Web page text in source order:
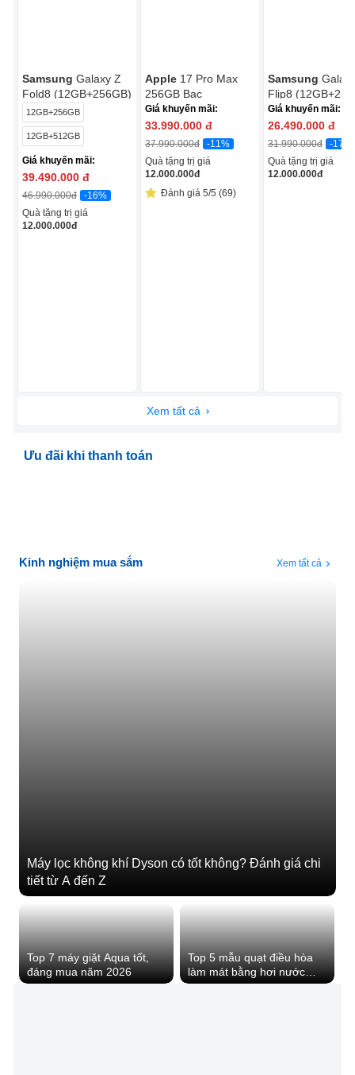
Samsung Galaxy Z
Fold8 (12GB+256GB)
12GB+256GB
12GB+512GB
Giá khuyến mãi:
39.490.000 đ
46.990.000đ
-16%
Quà tặng trị giá
12.000.000đ
Apple 17 Pro Max
256GB Bạc
Giá khuyến mãi:
33.990.000 đ
37.990.000đ
-11%
Quà tặng trị giá
12.000.000đ
Đánh giá 5/5 (69)
Samsung
Flip8
Giá khuyến mãi:
26.490.000 đ
31.990.000đ
-17%
Quà tặng trị giá
12.000.000đ
Xem tất cả
Ưu đãi khi thanh toán
Kinh nghiệm mua sắm Xem tất cả
Máy lọc không khí Dyson có tốt không? Đánh giá chi
tiết từ A đến Z
Top 7 máy giặt Aqua tốt,
đáng mua năm 2026
Top 5 mẫu quạt điều hòa
làm mát bằng hơi nước
trong mùa nóng